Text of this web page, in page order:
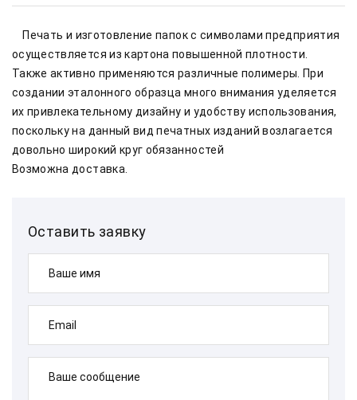
осуществляется из картона повышенной плотности.
Также активно применяются различные полимеры. При
создании эталонного образца много внимания уделяется
их привлекательному дизайну и удобству использования,
поскольку на данный вид печатных изданий возлагается
довольно широкий круг обязанностей
Возможна доставка.
Оставить заявку
Ваше имя
Email
Ваше сообщение